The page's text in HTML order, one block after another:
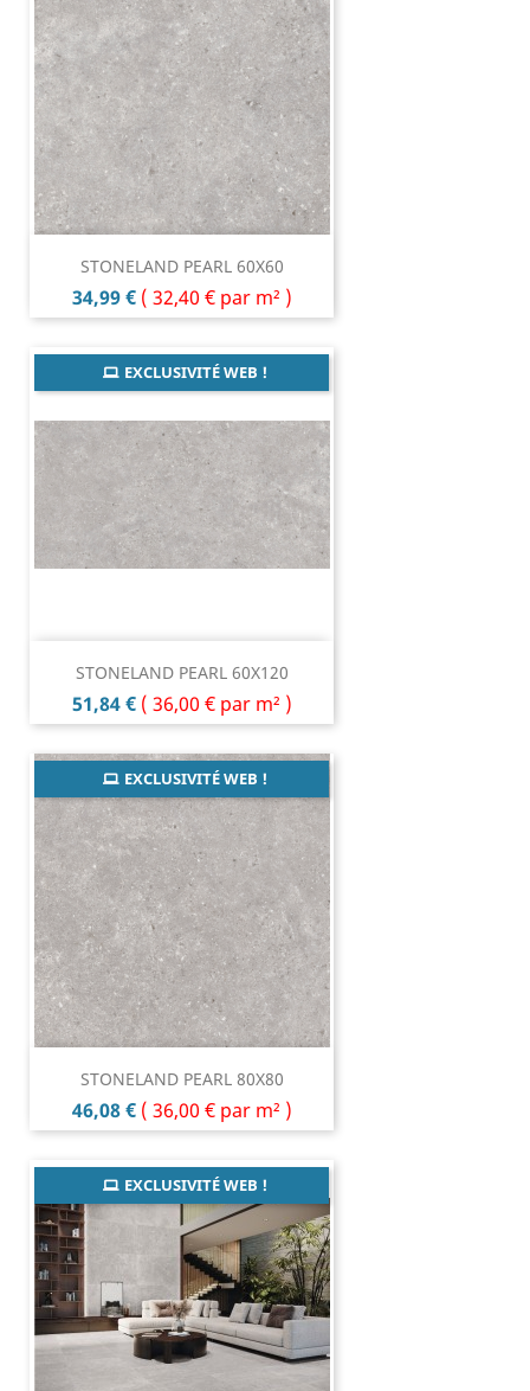
STONELAND PEARL 60X60
Prix
34,99 € ( 32,40 € par m² )
STONELAND PEARL 60X120
Prix
51,84 € ( 36,00 € par m² )
EXCLUSIVITÉ WEB !
STONELAND PEARL 80X80
Prix
46,08 € ( 36,00 € par m² )
EXCLUSIVITÉ WEB !
EXCLUSIVITÉ WEB !